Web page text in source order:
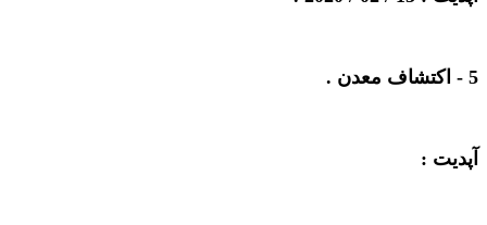
5 - اکتشاف معدن .
آپدیت :